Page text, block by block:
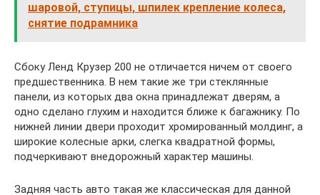
шаровой, ступицы, шпилек крепление колеса,
снятие подрамника
Сбоку Ленд Крузер 200 не отличается ничем от своего
предшественника. В нем такие же три стеклянные
панели, из которых два окна принадлежат дверям, а
одно сделано глухим и находится ближе к багажнику. По
нижней линии двери проходит хромированный молдинг, а
широкие колесные арки, слегка квадратной формы,
подчеркивают внедорожный характер машины.
Задняя часть авто такая же классическая для данной